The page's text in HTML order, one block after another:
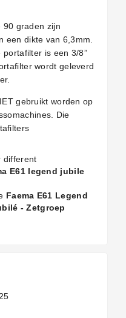
90 graden zijn
een dikte van 6,3mm.
is een 3/8”
wordt geleverd
gebruikt worden op
Die
different
E61 legend jubile
Faema E61 Legend
- Zetgroep